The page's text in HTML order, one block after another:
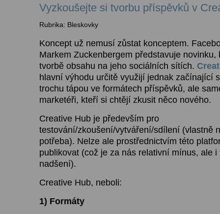
Vyzkoušejte si tvorbu příspěvků v
Rubrika: Bleskovky
Koncept už nemusí zůstat konceptem.
Markem Zuckenbergem představuje novinku,
tvorbě obsahu na jeho sociálních sítích.
hlavní výhodu určitě využijí jednak začínající
trochu tápou ve formátech příspěvků, ale
marketéři, kteří si chtějí zkusit něco nového.
Creative Hub je především pro
testování/zkoušení/vytváření/sdílení (vlastně
potřeba). Nelze ale prostřednictvím této
publikovat (což je za nás relativní mínus, ale i
nadšení).
Creative Hub, neboli:
1) Formáty